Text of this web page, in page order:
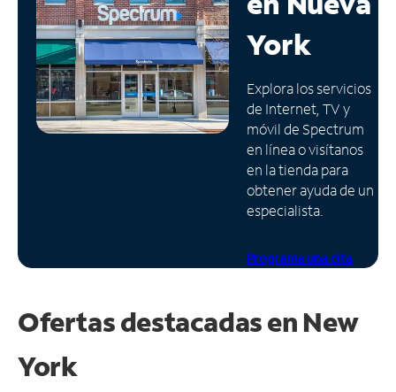
Administrar
cuenta
Encuentra
una
tienda
York
Explora los servicios
de Internet, TV y
móvil de Spectrum
en línea o visítanos
en la tienda para
obtener ayuda de un
especialista.
Programa una cita
Ofertas destacadas en New
York